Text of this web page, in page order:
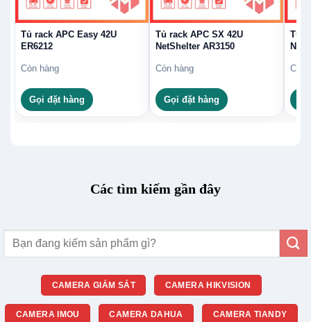
Tủ rack APC Easy 42U
ER6212
Còn hàng
Gọi đặt hàng
Tủ rack APC SX 42U
NetShelter AR3150
Còn hàng
Gọi đặt hàng
Tủ
Còn
Các tìm kiếm gần đây
Tìm
kiếm:
CAMERA GIÁM SÁT CAMERA HIKVISION
CAMERA IMOU CAMERA DAHUA CAMERA TIANDY